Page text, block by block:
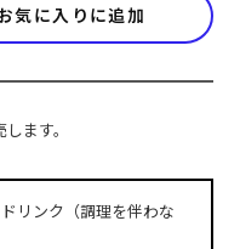
気に入りに追加
ます。
リンク（調理を伴わな